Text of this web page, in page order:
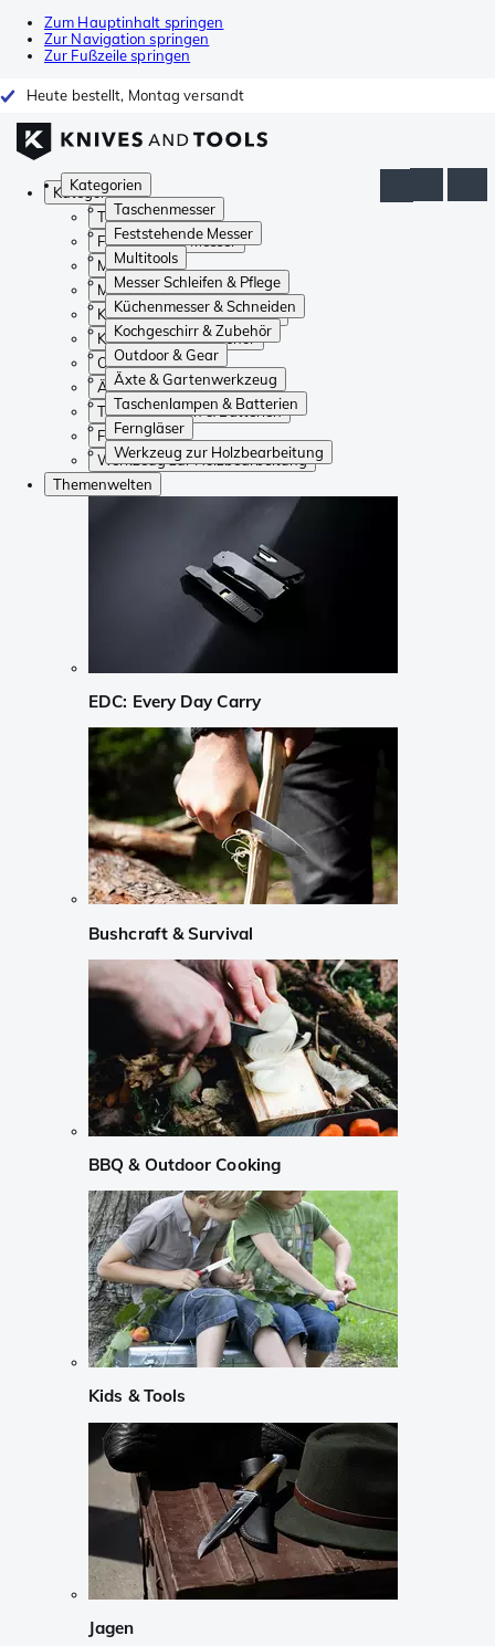
Zum Hauptinhalt springen
Zur Navigation springen
Zur Fußzeile springen
Heute bestellt, Montag versandt
Kategorien
Taschenmesser
Feststehende Messer
Multitools
Messer Schleifen & Pflege
Küchenmesser & Schneiden
Kochgeschirr & Zubehör
Outdoor & Gear
Äxte & Gartenwerkzeug
Taschenlampen & Batterien
Ferngläser
Werkzeug zur Holzbearbeitung
Kategorien
Taschenmesser
Feststehende Messer
Multitools
Messer Schleifen & Pflege
Küchenmesser & Schneiden
Kochgeschirr & Zubehör
Outdoor & Gear
Äxte & Gartenwerkzeug
Taschenlampen & Batterien
Ferngläser
Werkzeug zur Holzbearbeitung
Themenwelten
EDC: Every Day Carry
Bushcraft & Survival
BBQ & Outdoor Cooking
Kids & Tools
Jagen